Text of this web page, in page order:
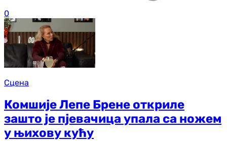
0
Сцена
Комшије Лепе Брене откриле
зашто је пјевачица упала са ножем
у њихову кућу